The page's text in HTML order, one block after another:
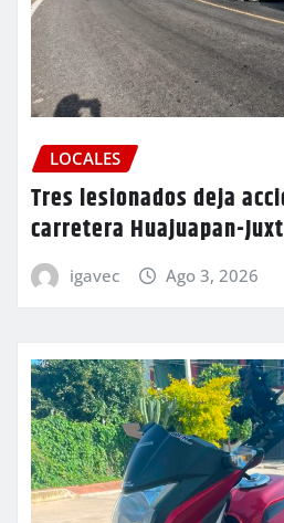
LOCALES
Tres lesionados deja
carretera Huajuapan-
igavec Ago 3, 2026